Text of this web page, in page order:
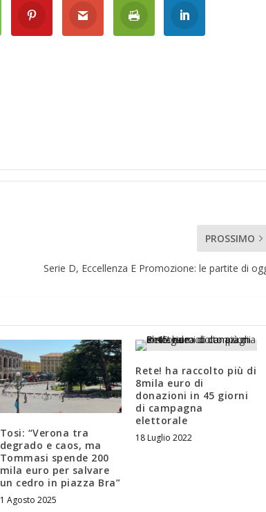
PROSSIMO
Serie D, Eccellenza E Promozione: le partite di
Tosi: “Verona tra
degrado e caos, ma
Tommasi spende 200
mila euro per salvare
un cedro in piazza Bra”
1 Agosto 2025
Rete! ha raccolto più di
8mila euro di
donazioni in 45 giorni
di campagna
elettorale
18 Luglio 2022